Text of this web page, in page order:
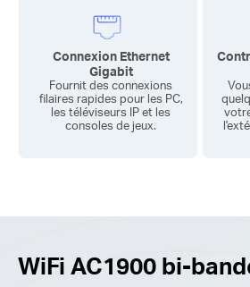
Connexion Ethernet
Gigabit
Fournit des connexions
filaires rapides pour les PC,
les téléviseurs IP et les
consoles de jeux.
WiFi AC1900 bi-